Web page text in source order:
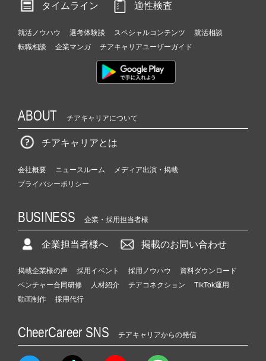
タイムライン
適性検査
就活ノウハウ 選考体験談 スペシャルコンテンツ
就活相談
転職相談
企業マンガ チアキャリアユーザーガイド
ABOUT チアキャリアについて
チアキャリアとは
会社概要 ニュースルーム
メディア出演・掲載
プライバシーポリシー
BUSINESS 企業・採用担当者様
企業担当者様へ 掲載のお問い合わせ
掲載企業様の声 採用イベント 採用ノウハウ
資料ダウンロード
ベンチャー合同研修
人材紹介 チアコネクション
TikTok運用
動画制作
採用代行
CheerCareer SNS チアキャリアからの発信